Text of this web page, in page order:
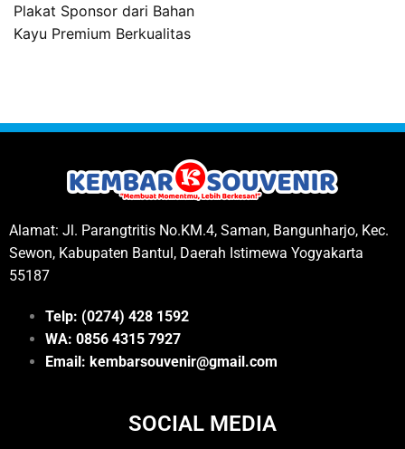
Plakat Sponsor dari Bahan
Kayu Premium Berkualitas
Alamat: Jl. Parangtritis No.KM.4, Saman, Bangunharjo, Kec.
Sewon, Kabupaten Bantul, Daerah Istimewa Yogyakarta
55187
Telp: (0274) 428 1592
WA: 0856 4315 7927
Email: kembarsouvenir@gmail.com
SOCIAL MEDIA